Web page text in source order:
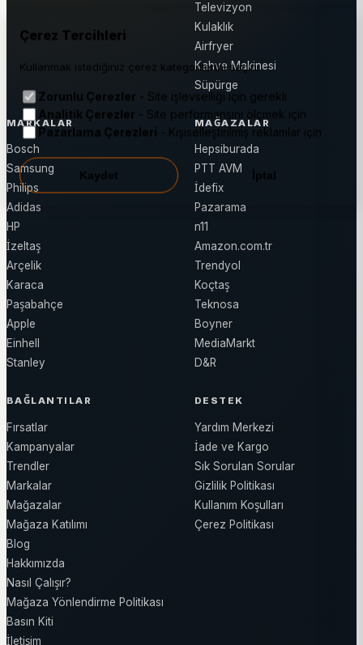
Televizyon
Kulaklık
Airfryer
Kahve Makinesi
Süpürge
MARKALAR
Bosch
Samsung
Philips
Adidas
HP
İzeltaş
Arçelik
Karaca
Paşabahçe
Apple
Einhell
Stanley
MAĞAZALAR
Hepsiburada
PTT AVM
İdefix
Pazarama
n11
Amazon.com.tr
Trendyol
Koçtaş
Teknosa
Boyner
MediaMarkt
D&R
BAĞLANTILAR
Fırsatlar
Kampanyalar
Trendler
Markalar
Mağazalar
Mağaza Katılımı
Blog
Hakkımızda
Nasıl Çalışır?
Mağaza Yönlendirme Politikası
Basın Kiti
İletişim
DESTEK
Yardım Merkezi
İade ve Kargo
Sık Sorulan Sorular
Gizlilik Politikası
Kullanım Koşulları
Çerez Politikası
Çerez Tercihleri
Kullanmak istediğiniz çerez kategorilerini seçin.
Zorunlu Çerezler - Site işlevselliği için gerekli
Analitik Çerezler - Site performansını ölçmek için
Pazarlama Çerezleri - Kişiselleştirilmiş reklamlar için
Kaydet İptal